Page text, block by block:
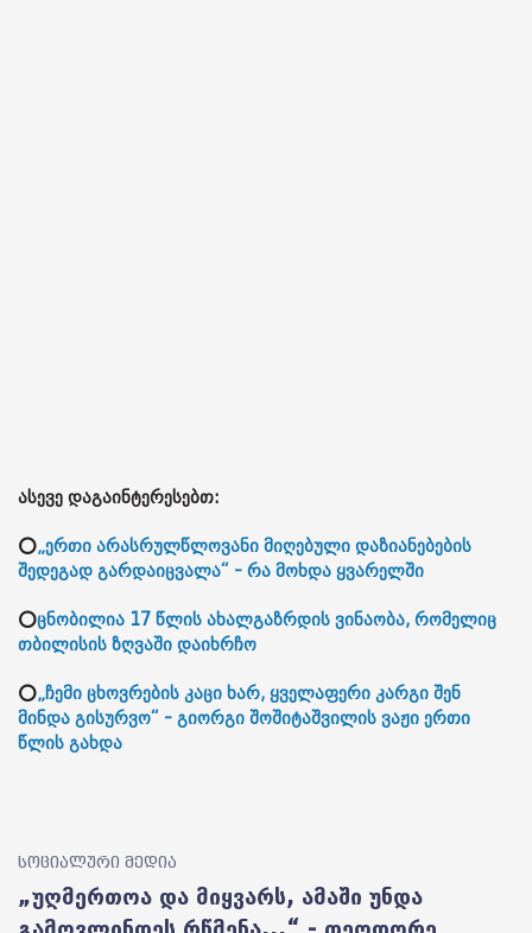
ასევე დაგაინტერესებთ:
⭕„ერთი არასრულწლოვანი მიღებული დაზიანებების
შედეგად გარდაიცვალა“ - რა მოხდა ყვარელში
⭕ცნობილია 17 წლის ახალგაზრდის ვინაობა, რომელიც
თბილისის ზღვაში დაიხრჩო
⭕„ჩემი ცხოვრების კაცი ხარ, ყველაფერი კარგი შენ
მინდა გისურვო“ - გიორგი შოშიტაშვილის ვაჟი ერთი
წლის გახდა
სოციალური მედია
„უღმერთოა და მიყვარს, ამაში უნდა